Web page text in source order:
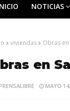
NOTICIAS
viviendas Obras
en
MAYO